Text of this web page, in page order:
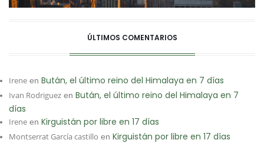
ÚLTIMOS COMENTARIOS
Irene en Bután, el último reino del Himalaya en 7 días
Ivan Rodriguez en Bután, el último reino del Himalaya en 7
días
Irene en Kirguistán por libre en 17 días
Montserrat García castillo en Kirguistán por libre en 17 días